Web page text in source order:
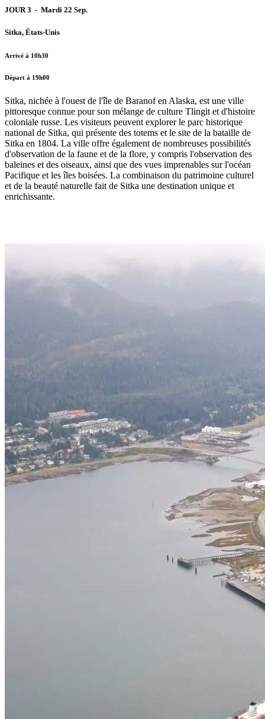
JOUR 3 - Mardi 22 Sep.
Sitka, États-Unis
Arrivé à 10h30
Départ à 19h00
Sitka, nichée à l'ouest de l'île de Baranof en Alaska, est une ville
pittoresque connue pour son mélange de culture Tlingit et d'histoire
coloniale russe. Les visiteurs peuvent explorer le parc historique
national de Sitka, qui présente des totems et le site de la bataille de
Sitka en 1804. La ville offre également de nombreuses possibilités
d'observation de la faune et de la flore, y compris l'observation des
baleines et des oiseaux, ainsi que des vues imprenables sur l'océan
Pacifique et les îles boisées. La combinaison du patrimoine culturel
et de la beauté naturelle fait de Sitka une destination unique et
enrichissante.